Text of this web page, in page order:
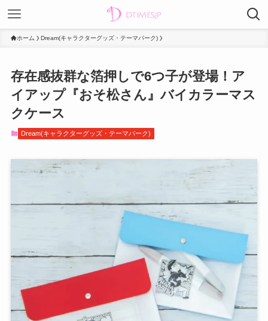
ホーム Dream(キャラクターグッズ・テーマパーク)
存在感抜群な箔押しで6つ子が登場！ア
イアップ『おそ松さん』バイカラーマス
クケース
Dream(キャラクターグッズ・テーマパーク)